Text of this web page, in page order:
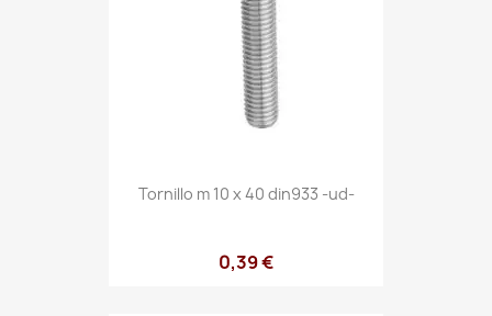
Tornillo m 10 x 40 din933 -ud-
0,39 €